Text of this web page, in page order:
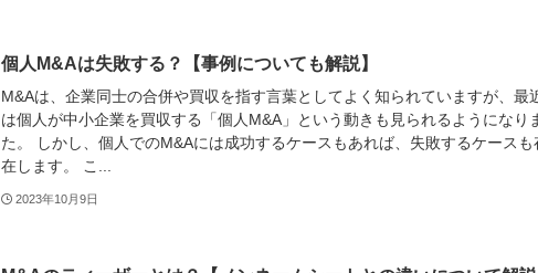
個人M&Aは失敗する？【事例についても解説】
M&Aは、企業同士の合併や買収を指す言葉としてよく知られていますが、最
は個人が中小企業を買収する「個人M&A」という動きも見られるようになり
た。 しかし、個人でのM&Aには成功するケースもあれば、失敗するケースも
在します。 こ...
2023年10月9日